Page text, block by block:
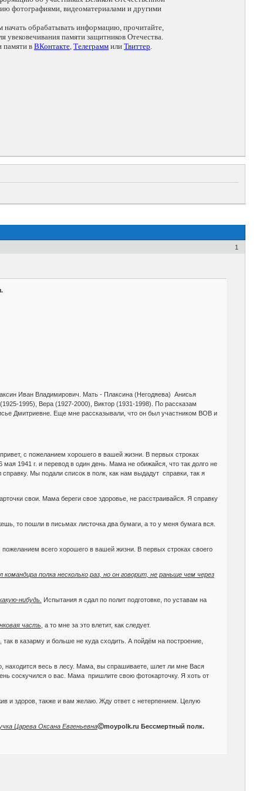
фотографиями, видеоматериалами и другими
начать обрабатывать информацию, прочитайте,
памяти защитников Отечества.
памяти в ВКонтакте, Телеграмм или Твиттер.
1
Иван Владимирович. Мать - Плаксина (Негодяева) Анисья
1995), Вера (1927-2000), Виктор (1931-1998). По рассказам
Дмитриевне. Еще мне рассказывали, что он был участником ВОВ и
с пожеланием хорошего в вашей жизни. В первых строках
1941 г. и перевод в один день. Мама не обижайся, что так долго не
Мы подали список в полк, как нам выдадут справки, так я
свои. Мама береги свое здоровье, не расстраивайся. Я справку
то пошли в письмах листочка два бумаги, а то у меня бумага вся.
всего хорошего в вашей жизни. В первых строках своего
полка несколько раз, но он говорит, не раньше чем через
нибудь. Испытания я сдал по полит подготовке, по уставам на
часть , а то мне за это влетит, как следует.
в казарму и больше не куда сходить. А пойдём на построение,
весь в лесу. Мама, вы спрашиваете, шлет ли мне Вася
соскучился о вас. Мама пришлите свою фотокарточку. Я хоть от
и здоров, также и вам желаю. Жду ответ с нетерпением. Целую
Царева Оксана ЕвгеньевнаⒸmoypolk.ru Бессмертный полк.